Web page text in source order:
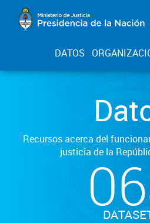
DATOS
Recursos acerca del
justicia de la